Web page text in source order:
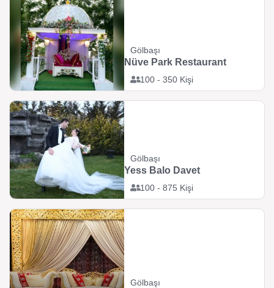
Gölbaşı
100 - 350 Kişi
Nüve Park Restaurant
Gölbaşı
100 - 875 Kişi
Yess Balo Davet
Gölbaşı